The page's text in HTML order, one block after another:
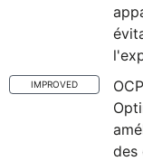
IMPROVED
des